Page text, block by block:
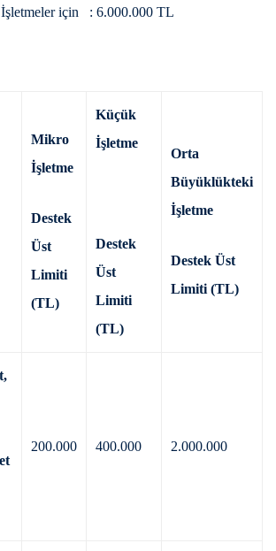
için : 6.000.000 TL
Mikro
İşletme
Destek
Üst
Limiti
(TL)
Küçük
İşletme
Destek
Üst
Limiti
(TL)
Orta
Büyüklükteki
İşletme
Destek Üst
Limiti (TL)
200.000 400.000 2.000.000